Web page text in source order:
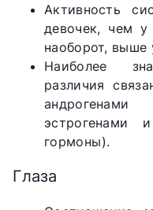
Активность
девочек, чем
наоборот, выше
Наиболее
различия
эстрогенами
гормоны).
Глаза